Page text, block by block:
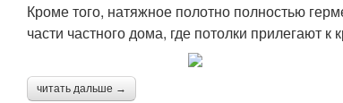
Кроме того, натяжное полотно полностью
части частного дома, где потолки прилегают
читать дальше →